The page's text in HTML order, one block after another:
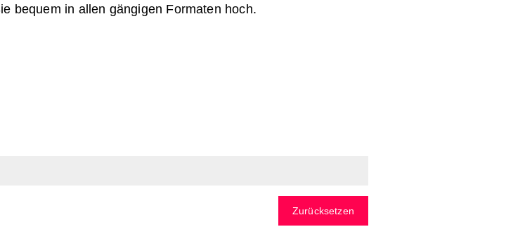
bequem in allen gängigen Formaten hoch.
Zurücksetzen